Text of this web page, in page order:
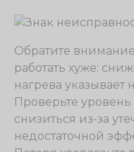
Обратите
работать хуже:
нагрева
Проверьте
снизиться из-за
недостаточной